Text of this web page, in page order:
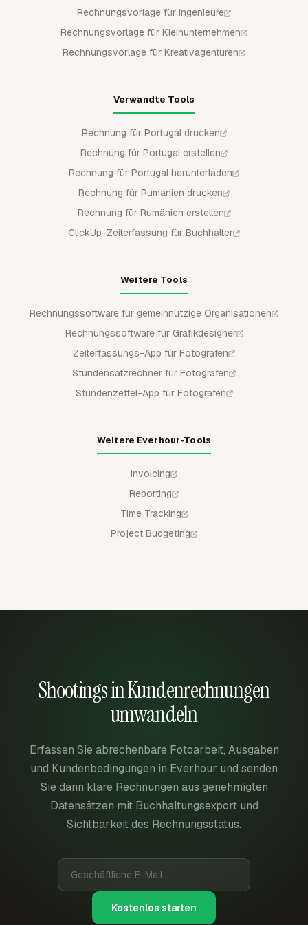
Rechnungsvorlage für Ingenieure
Rechnungsvorlage für Kleinunternehmen
Rechnungsvorlage für Kreativagenturen
Verwandte Tools
Rechnung für Portugal drucken
Rechnung für Portugal erstellen
Rechnung für Portugal herunterladen
Rechnung für Rumänien drucken
Rechnung für Rumänien erstellen
ClickUp-Zeiterfassung für Buchhalter
Weitere Tools
Rechnungssoftware für gemeinnützige Organisationen
Rechnungssoftware für Grafikdesigner
Zeiterfassungs-App für Fotografen
Stundensatzrechner für Fotografen
Stundenzettel-App für Fotografen
Weitere Everhour-Tools
Invoicing
Reporting
Time Tracking
Project Budgeting
Shootings in Kundenrechnungen
umwandeln
Erfassen Sie abrechenbare Fotoarbeit, Ausgaben
und Kundenbedingungen in Everhour und senden
Sie dann klare Rechnungen aus genehmigten
Datensätzen mit Buchhaltungsexport und
Sichtbarkeit des Rechnungsstatus.
Kostenlos starten